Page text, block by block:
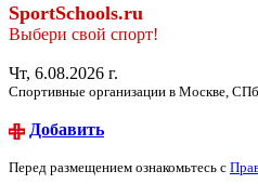
SportSchools.ru
Выбери свой спорт!
Чт, 6.08.2026 г.
Спортивные организации в Москве,
Добавить
Перед размещением ознакомьтесь с